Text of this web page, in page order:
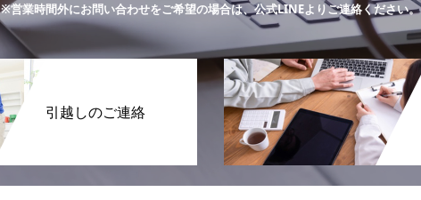
※営業時間外にお問い合わせをご希望の場合は、公式LINEよりご連絡ください。
引越しのご連絡